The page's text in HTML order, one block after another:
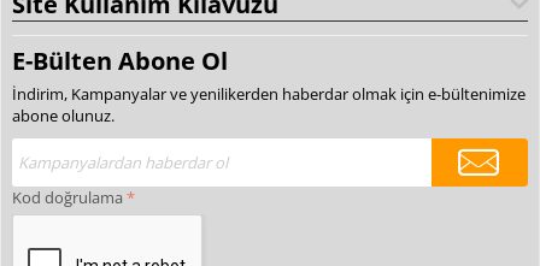
E-Bülten Abone Ol
İndirim, Kampanyalar ve yenilikerden haberdar olmak için e-bültenimize
abone olunuz.
Kod doğrulama